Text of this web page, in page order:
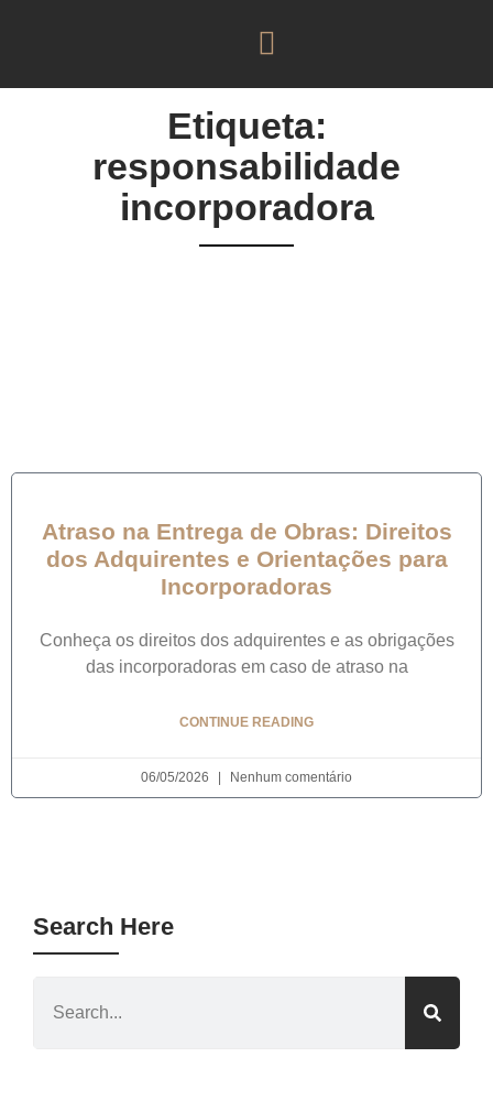
Etiqueta:
responsabilidade
incorporadora
Atraso na Entrega de Obras: Direitos
dos Adquirentes e Orientações para
Incorporadoras
Conheça os direitos dos adquirentes e as obrigações
das incorporadoras em caso de atraso na
CONTINUE READING
06/05/2026 Nenhum comentário
Search Here